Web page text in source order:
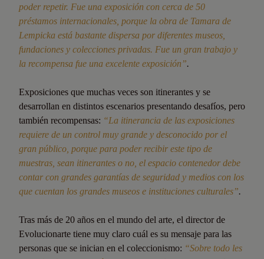
poder repetir. Fue una exposición con cerca de 50
préstamos internacionales, porque la obra de Tamara de
Lempicka está bastante dispersa por diferentes museos,
fundaciones y colecciones privadas. Fue un gran trabajo y
la recompensa fue una excelente exposición”.
Exposiciones que muchas veces son itinerantes y se
desarrollan en distintos escenarios presentando desafíos, pero
también recompensas: “La itinerancia de las exposiciones
requiere de un control muy grande y desconocido por el
gran público, porque para poder recibir este tipo de
muestras, sean itinerantes o no, el espacio contenedor debe
contar con grandes garantías de seguridad y medios con los
que cuentan los grandes museos e instituciones culturales”.
Tras más de 20 años en el mundo del arte, el director de
Evolucionarte tiene muy claro cuál es su mensaje para las
personas que se inician en el coleccionismo: “Sobre todo les